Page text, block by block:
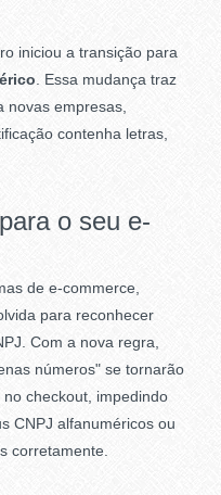
iniciou a transição para
. Essa mudança traz
novas empresas,
contenha letras,
o seu e-
de e-commerce,
para reconhecer
Com a nova regra,
números" se tornarão
checkout, impedindo
CNPJ alfanuméricos ou
corretamente.